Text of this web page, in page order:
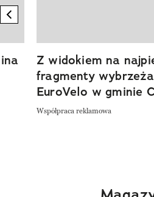
previous element
Z widokiem na
fragmenty
EuroVelo w gminie
Współpraca reklamowa